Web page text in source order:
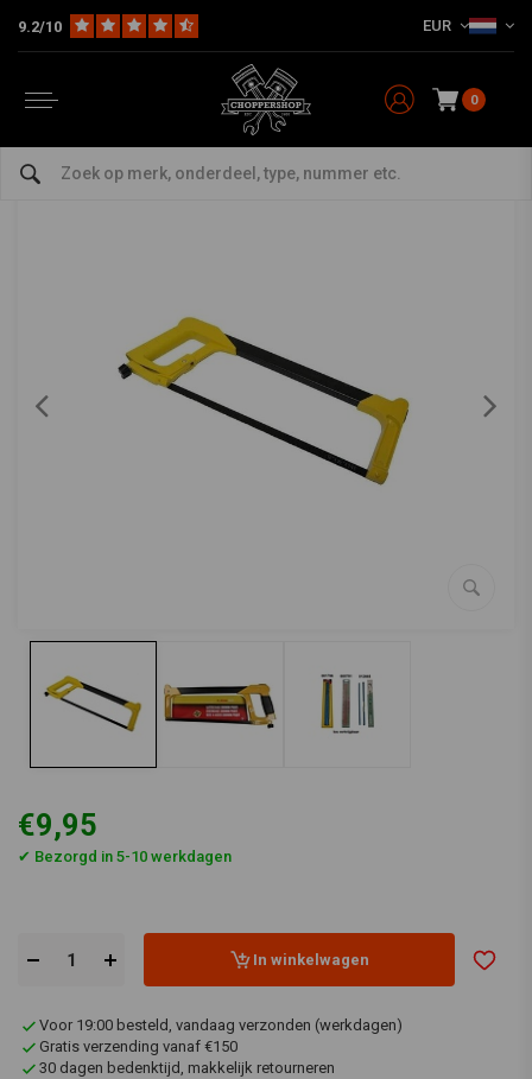
9.2/10 EUR
0
The Garage Gereedschap Benson Tools beugelzaag 300 mm profi
bekijk alles van Benson Tools
Benson Tools beugelzaag 300 mm profi
€9,95
✔ Bezorgd in 5-10 werkdagen
In winkelwagen
Voor 19:00 besteld, vandaag verzonden (werkdagen)
Gratis verzending vanaf €150
30 dagen bedenktijd, makkelijk retourneren